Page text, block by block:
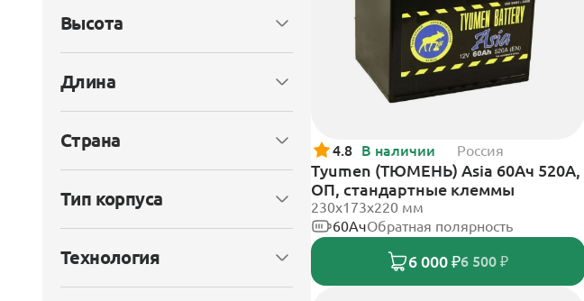
Высота
Длина
Страна
Тип корпуса
Технология
4.8 В наличии Россия
Tyumen (ТЮМЕНЬ) Asia 60Ач 520А,
ОП, стандартные клеммы
230х173х220 мм
60АчОбратная полярность
6 000 ₽6 500 ₽